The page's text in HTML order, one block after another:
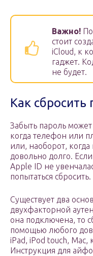
Важно!
стоит
iCloud, к
гаджет.
не будет.
Как
Забыть пароль
когда телефон или
или, наоборот, когда
довольно долго.
Apple ID не
попытаться сбросить.
Существует два
двухфакторной
она подключена, то
помощью любого
iPad, iPod touch,
Инструкция для